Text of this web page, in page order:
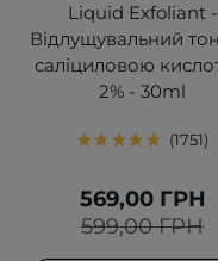
Liquid Exfoliant -
Відлущувальний
саліциловою
2% - 30ml
1751
599,00 ГРН
569,00 ГРН